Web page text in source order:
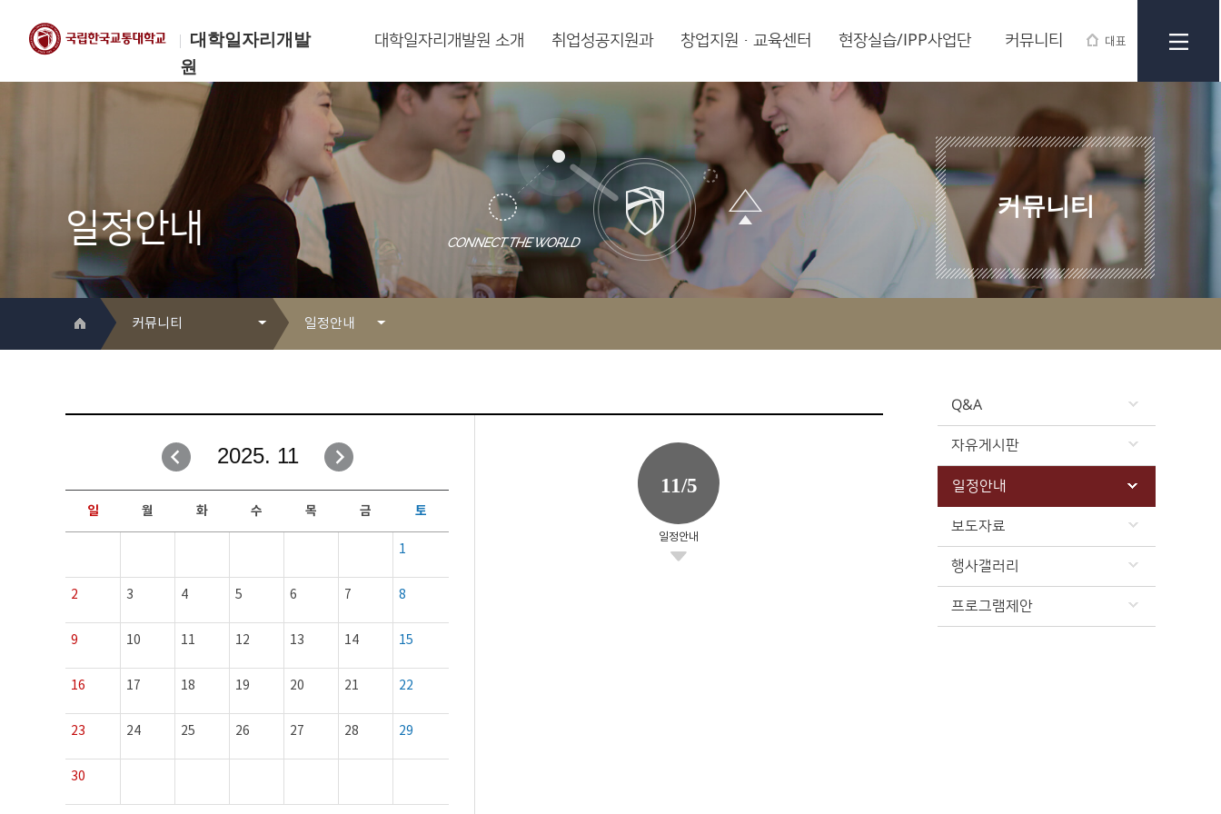
대학일자리개발
원
대표
한국교통대학교
대학일자리개발원
대학일자리개발원 소개 취업성공지원과 창업지원·교육센터 현장실습/IPP사업단 커뮤니티
일정안내
커뮤니티
커뮤니티
취업성공지원과
창업지원·교육센터
현장실습/IPP사업단
커뮤니티
홈페이지가이드
일정안내
자유게시판
일정안내
보도자료
행사갤러리
프로그램제안
Q&A
자유게시판
일정안내
보도자료
행사갤러리
프로그램제안
2025. 11
일 월 화 수 목 금 토
1
2 3 4 5 6 7 8
9 10 11 12 13 14 15
16 17 18 19 20 21 22
23 24 25 26 27 28 29
30
11/5
일정안내